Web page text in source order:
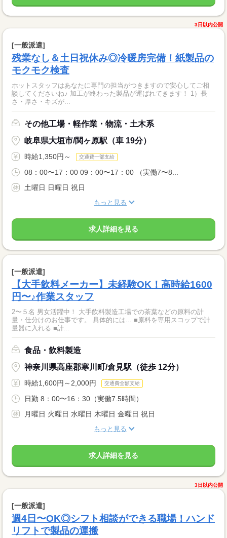
3日以内公開
[一般派遣]
残業なし＆土日祝休み◎冷暖房完備！紙製品の
モクモク検査
ホットスタッフはあなたに専門の担当がつきますので安心してご相
談してくださいね♪ 加工が終わった製品が運ばれてきます！ 1）長
さ・厚さ・キズが...
その他工場・軽作業・物流・土木系
岐阜県大垣市/関ヶ原駅（車 19分）
時給1,350円～ 交通費一部支給
08：00〜17：00 09：00〜17：00 （実働7〜8...
土曜日 日曜日 祝日
もっと見る
求人詳細を見る
[一般派遣]
【大手飲料メーカー】未経験OK！高時給1600
円〜♪作業スタッフ
2〜５名 男女活躍中！ 大手飲料製造工場での茶葉などの原料の計
量・仕分けのお仕事です。 具体的には... ■原料を専用スコップで計
量器に入れる ■計...
食品・飲料製造
神奈川県高座郡寒川町/倉見駅（徒歩 12分）
時給1,600円～2,000円 交通費全額支給
日勤 8：00〜16：30（実働7.5時間）
月曜日 火曜日 水曜日 木曜日 金曜日 祝日
もっと見る
求人詳細を見る
3日以内公開
[一般派遣]
週4日〜OK◎シフト相談ができる職場！ハンド
リフトで製品の運搬